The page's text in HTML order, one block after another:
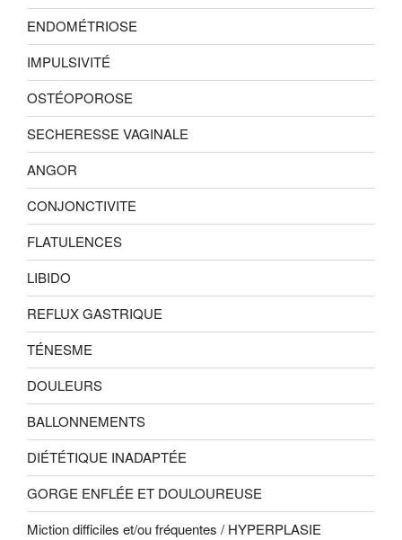
ENDOMÉTRIOSE
IMPULSIVITÉ
OSTÉOPOROSE
SECHERESSE VAGINALE
ANGOR
CONJONCTIVITE
FLATULENCES
LIBIDO
REFLUX GASTRIQUE
TÉNESME
DOULEURS
BALLONNEMENTS
DIÉTÉTIQUE INADAPTÉE
GORGE ENFLÉE ET DOULOUREUSE
Miction difficiles et/ou fréquentes / HYPERPLASIE